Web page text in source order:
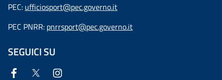
PEC: ufficiosport@pec.governo.it
PEC PNRR: pnrrsport@pec.governo.it
SEGUICI SU